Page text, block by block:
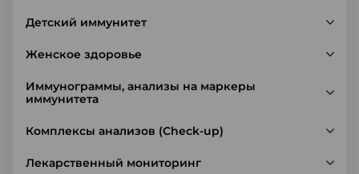
Детский иммунитет
Женское здоровье
Иммунограммы, анализы на маркеры
иммунитета
Комплексы анализов (Check-up)
Лекарственный мониторинг